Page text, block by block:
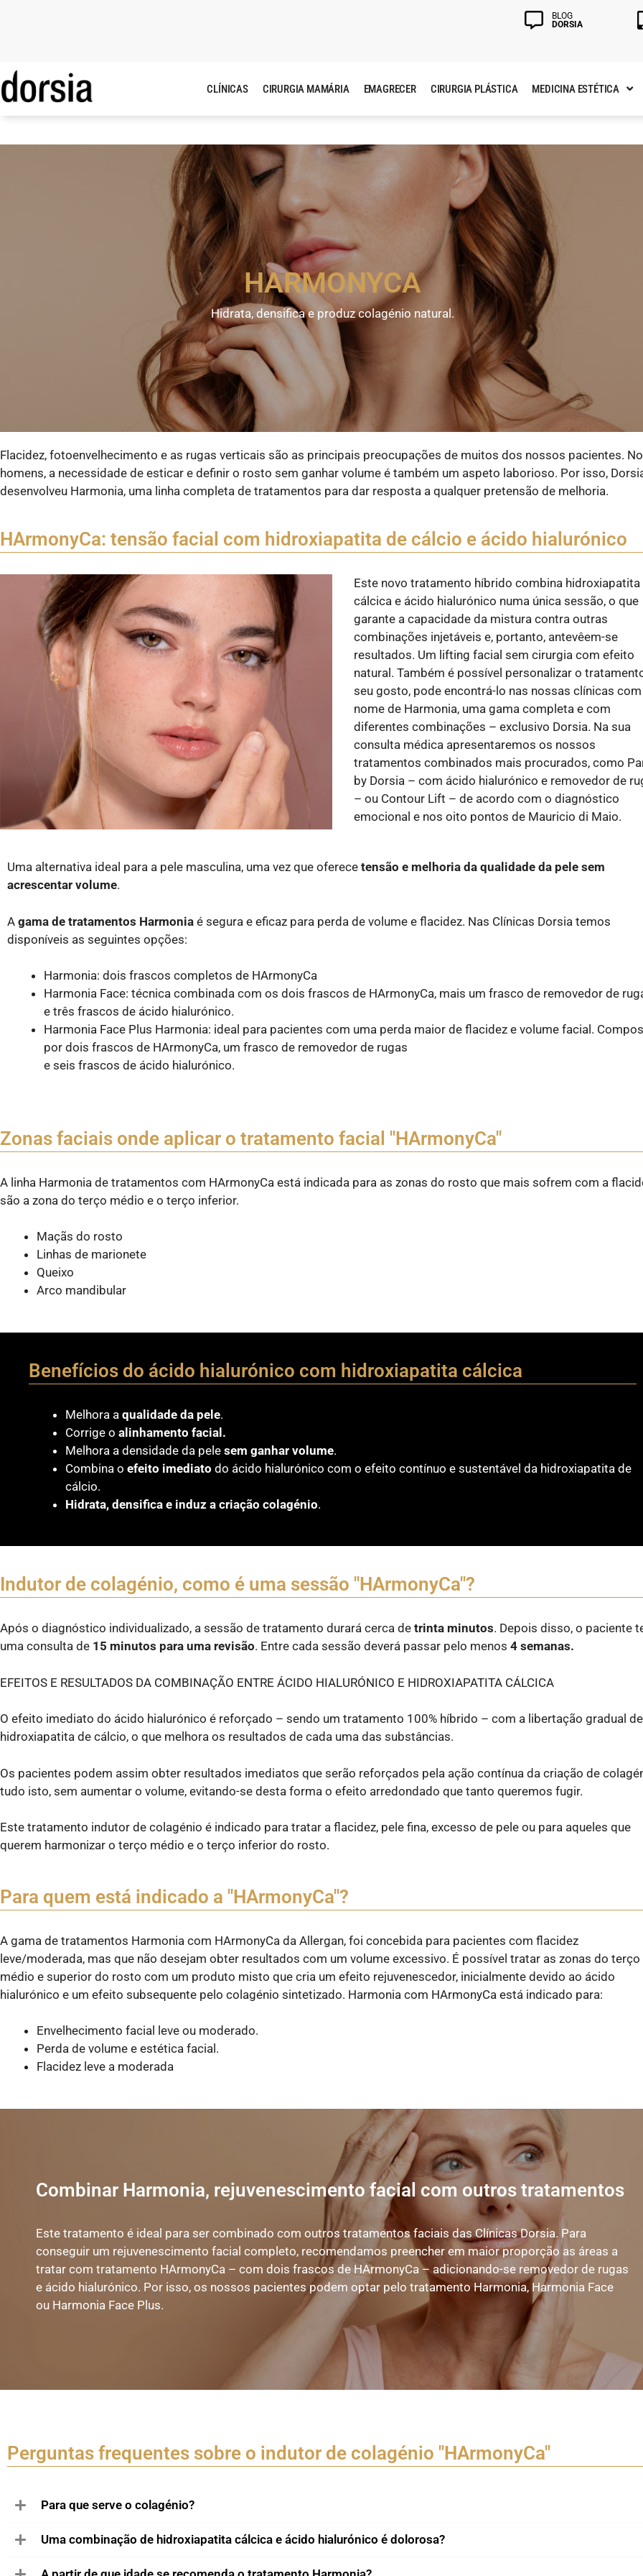
BLOG
DORSIA
CLÍNICAS CIRURGIA MAMÁRIA EMAGRECER CIRURGIA PLÁSTICA MEDICINA ESTÉTICA
HARMONYCA
Hidrata, densifica e produz colagénio natural.
Flacidez, fotoenvelhecimento e as rugas verticais são as principais preocupações de muitos dos nossos pacientes.
homens, a necessidade de esticar e definir o rosto sem ganhar volume é também um aspeto laborioso. Por isso,
desenvolveu Harmonia, uma linha completa de tratamentos para dar resposta a qualquer pretensão de melhoria.
HArmonyCa: tensão facial com hidroxiapatita de cálcio e ácido hialurónico
Este novo tratamento híbrido combina hidroxiapatita
cálcica e ácido hialurónico numa única sessão, o que
garante a capacidade da mistura contra outras
combinações injetáveis e, portanto, antevêem-se
resultados. Um lifting facial sem cirurgia com efeito
natural. Também é possível personalizar o
seu gosto, pode encontrá-lo nas nossas clínicas
nome de Harmonia, uma gama completa e com
diferentes combinações – exclusivo Dorsia. Na sua
consulta médica apresentaremos os nossos
tratamentos combinados mais procurados, como
by Dorsia – com ácido hialurónico e removedor de
– ou Contour Lift – de acordo com o diagnóstico
emocional e nos oito pontos de Mauricio di Maio.
Uma alternativa ideal para a pele masculina, uma vez que oferece tensão e melhoria da qualidade da pele sem
acrescentar volume.
A gama de tratamentos Harmonia é segura e eficaz para perda de volume e flacidez. Nas Clínicas Dorsia temos
disponíveis as seguintes opções:
Harmonia: dois frascos completos de HArmonyCa
Harmonia Face: técnica combinada com os dois frascos de HArmonyCa, mais um frasco de removedor de
e três frascos de ácido hialurónico.
Harmonia Face Plus Harmonia: ideal para pacientes com uma perda maior de flacidez e volume facial.
por dois frascos de HArmonyCa, um frasco de removedor de rugas
e seis frascos de ácido hialurónico.
Zonas faciais onde aplicar o tratamento facial "HArmonyCa"
A linha Harmonia de tratamentos com HArmonyCa está indicada para as zonas do rosto que mais sofrem com a
são a zona do terço médio e o terço inferior.
Maçãs do rosto
Linhas de marionete
Queixo
Arco mandibular
Benefícios do ácido hialurónico com hidroxiapatita cálcica
Melhora a qualidade da pele.
Corrige o alinhamento facial.
Melhora a densidade da pele sem ganhar volume.
Combina o efeito imediato do ácido hialurónico com o efeito contínuo e sustentável da hidroxiapatita de
cálcio.
Hidrata, densifica e induz a criação colagénio.
Indutor de colagénio, como é uma sessão "HArmonyCa"?
Após o diagnóstico individualizado, a sessão de tratamento durará cerca de trinta minutos. Depois disso, o paciente
uma consulta de 15 minutos para uma revisão. Entre cada sessão deverá passar pelo menos 4 semanas.
EFEITOS E RESULTADOS DA COMBINAÇÃO ENTRE ÁCIDO HIALURÓNICO E HIDROXIAPATITA CÁLCICA
O efeito imediato do ácido hialurónico é reforçado – sendo um tratamento 100% híbrido – com a libertação gradual de
hidroxiapatita de cálcio, o que melhora os resultados de cada uma das substâncias.
Os pacientes podem assim obter resultados imediatos que serão reforçados pela ação contínua da criação de
tudo isto, sem aumentar o volume, evitando-se desta forma o efeito arredondado que tanto queremos fugir.
Este tratamento indutor de colagénio é indicado para tratar a flacidez, pele fina, excesso de pele ou para aqueles que
querem harmonizar o terço médio e o terço inferior do rosto.
Para quem está indicado a "HArmonyCa"?
A gama de tratamentos Harmonia com HArmonyCa da Allergan, foi concebida para pacientes com flacidez
leve/moderada, mas que não desejam obter resultados com um volume excessivo. É possível tratar as zonas do terço
médio e superior do rosto com um produto misto que cria um efeito rejuvenescedor, inicialmente devido ao ácido
hialurónico e um efeito subsequente pelo colagénio sintetizado. Harmonia com HArmonyCa está indicado para:
Envelhecimento facial leve ou moderado.
Perda de volume e estética facial.
Flacidez leve a moderada
Combinar Harmonia, rejuvenescimento facial com outros tratamentos
Este tratamento é ideal para ser combinado com outros tratamentos faciais das Clínicas Dorsia. Para
conseguir um rejuvenescimento facial completo, recomendamos preencher em maior proporção as áreas a
tratar com tratamento HArmonyCa – com dois frascos de HArmonyCa – adicionando-se removedor de rugas
e ácido hialurónico. Por isso, os nossos pacientes podem optar pelo tratamento Harmonia, Harmonia Face
ou Harmonia Face Plus.
Perguntas frequentes sobre o indutor de colagénio "HArmonyCa"
Para que serve o colagénio?
Uma combinação de hidroxiapatita cálcica e ácido hialurónico é dolorosa?